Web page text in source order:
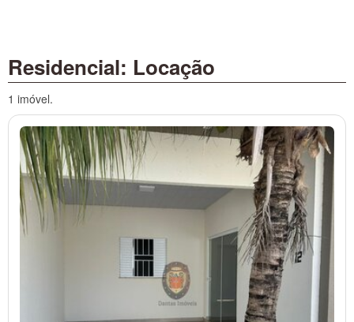
Residencial: Locação
1 imóvel.